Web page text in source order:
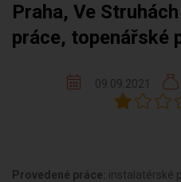
Praha, Ve
práce, topenářské
09.09.2021
Provedené práce: instalatérské